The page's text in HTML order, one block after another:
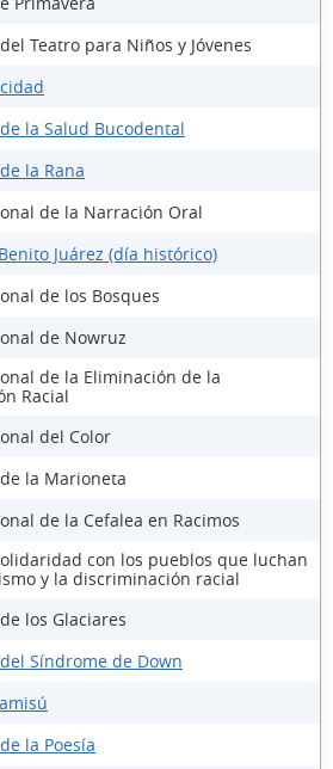
Teatro para Niños y Jóvenes
la Salud Bucodental
la Rana
de la Narración Oral
Juárez (día histórico)
de los Bosques
de Nowruz
de la Eliminación de la
Racial
del Color
la Marioneta
de la Cefalea en Racimos
con los pueblos que luchan
y la discriminación racial
los Glaciares
Síndrome de Down
la Poesía